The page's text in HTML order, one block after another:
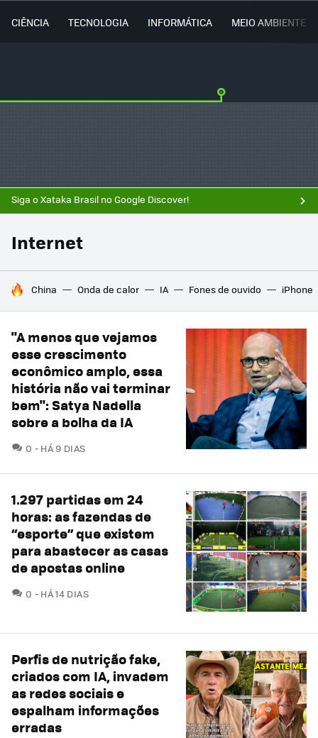
CIÊNCIA TECNOLOGIA INFORMÁTICA MEIO AMBIENTE
Siga o Xataka Brasil no Google Discover!
Internet
TENDÊNCIAS DO DIA
China Onda de calor IA Fones de ouvido iPhone
"A menos que vejamos
esse crescimento
econômico amplo, essa
história não vai terminar
bem": Satya Nadella
sobre a bolha da IA
0 COMENTÁRIOS
HÁ 9 DIAS
1.297 partidas em 24
horas: as fazendas de
“esporte” que existem
para abastecer as casas
de apostas online
0 COMENTÁRIOS
HÁ 14 DIAS
Perfis de nutrição fake,
criados com IA, invadem
as redes sociais e
espalham informações
erradas